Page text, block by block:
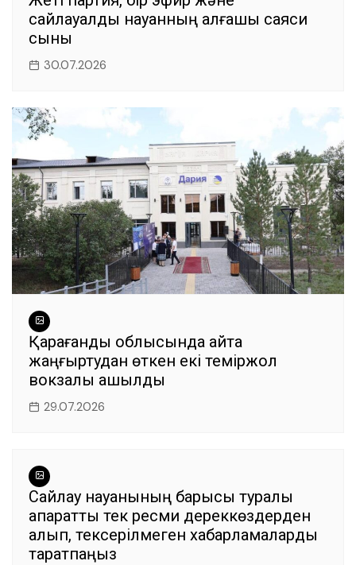
сайлауалды науқанның алғашқы саяси
сыны
30.07.2026
Қарағанды облысында қайта
жаңғыртудан өткен екі теміржол
вокзалы ашылды
29.07.2026
Сайлау науқанының барысы туралы
ақпаратты тек ресми дереккөздерден
алып, тексерілмеген хабарламаларды
таратпаңыз